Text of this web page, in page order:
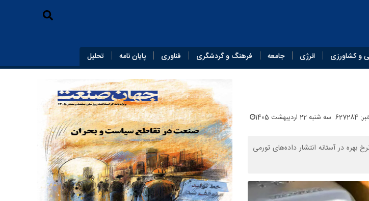
و کشاورزی انرژی جامعه فرهنگ و گردشگری فناوری پایان‌ نامه تحلیل
سه شنبه 22 اردیبهشت 1405
بهره در آستانه انتشار داده‌های تورمی